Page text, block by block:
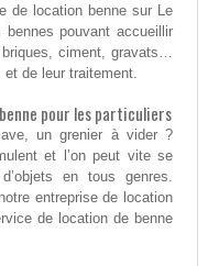
de location benne sur Le
pouvant accueillir
ciment, gravats…
de leur traitement.
pour les particuliers
un grenier à vider ?
et l’on peut vite se
en tous genres.
entreprise de location
de location de benne